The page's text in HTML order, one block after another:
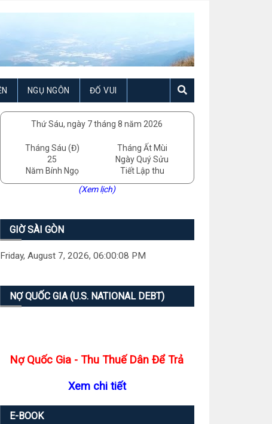
NGỤ NGÔN ĐỐ VUI
Thứ Sáu, ngày 7 tháng 8 năm 2026
Tháng Sáu (Đ)
25
Năm Bính Ngọ
Tháng Ất Mùi
Ngày Quý Sửu
Tiết Lập thu
(Xem lịch)
GIỜ SÀI GÒN
Friday, August 7, 2026, 06:00:09 PM
NỢ QUỐC GIA (U.S. NATIONAL DEBT)
Nợ Quốc Gia - Thu Thuế Dân Để Trả
Xem chi tiết
E-BOOK